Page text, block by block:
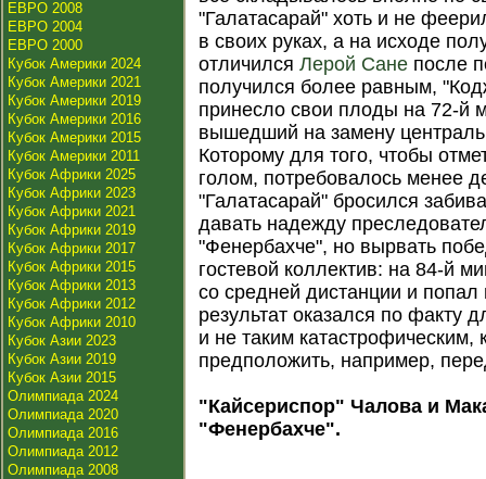
ЕВРО 2008
ЕВРО 2004
ЕВРО 2000
Кубок Америки 2024
Кубок Америки 2021
Кубок Америки 2019
Кубок Америки 2016
Кубок Америки 2015
Кубок Америки 2011
Кубок Африки 2025
Кубок Африки 2023
Кубок Африки 2021
Кубок Африки 2019
Кубок Африки 2017
Кубок Африки 2015
Кубок Африки 2013
Кубок Африки 2012
Кубок Африки 2010
Кубок Азии 2023
Кубок Азии 2019
Кубок Азии 2015
Олимпиада 2024
Олимпиада 2020
Олимпиада 2016
Олимпиада 2012
Олимпиада 2008
"Галатасарай" хоть и не
в своих руках, а на исходе
отличилсяЛерой Сане после
получился более равным,
принесло свои плоды на 72-й
вышедший на замену
Которому для того, чтобы
голом, потребовалось менее
"Галатасарай" бросился
давать надежду
"Фенербахче", но вырвать
гостевой коллектив: на 84-й
со средней дистанции и
результат оказался по факту
и не таким
предположить, например,
"Кайсериспор" Чалова и
"Фенербахче".